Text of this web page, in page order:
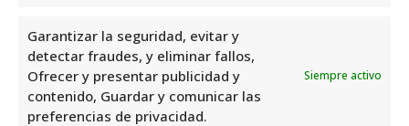
Garantizar la seguridad, evitar y
detectar fraudes, y eliminar fallos,
Ofrecer y presentar publicidad y
contenido, Guardar y comunicar las
preferencias de privacidad.
Siempre activo
Miércoles
a 19:00
Jueves
9:00 a 14:00 – 15:00
a 19:00